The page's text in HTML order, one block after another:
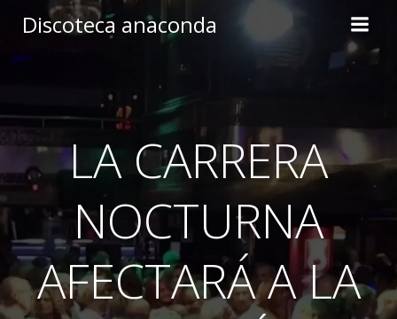
to
Discoteca anaconda
LA CARRERA
NOCTURNA
AFECTARÁ A LA